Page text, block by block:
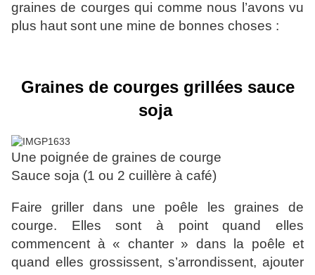
graines de courges qui comme nous l’avons vu
plus haut sont une mine de bonnes choses :
Graines de courges grillées sauce
soja
Une poignée de graines de courge
Sauce soja (1 ou 2 cuillère à café)
Faire griller dans une poêle les graines de
courge. Elles sont à point quand elles
commencent à « chanter » dans la poêle et
quand elles grossissent, s’arrondissent, ajouter